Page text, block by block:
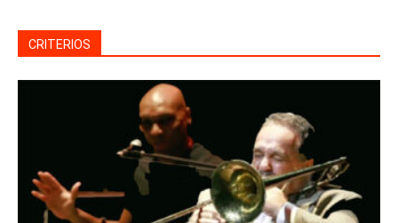
CRITERIOS